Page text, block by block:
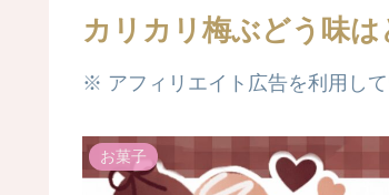
カリカリ梅ぶどう味
※ アフィリエイト広告を利用して
お菓子